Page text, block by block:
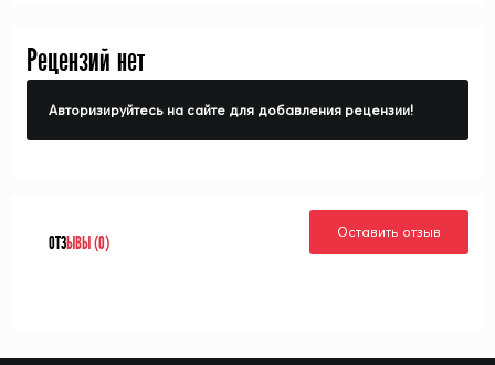
Рецензий нет
Авторизируйтесь на сайте для добавления рецензии!
ОТЗЫВЫ (0)
Оставить отзыв